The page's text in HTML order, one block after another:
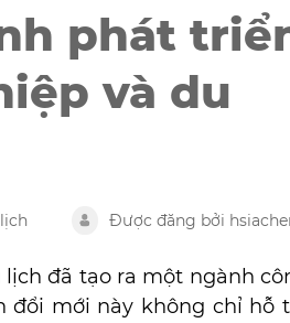
phát
và du
Được đăng bởi
đã tạo ra một ngành
đổi mới này không chỉ hỗ